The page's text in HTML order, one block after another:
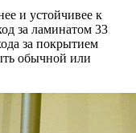
и устойчивее к
за ламинатом 33
за покрытием
обычной или